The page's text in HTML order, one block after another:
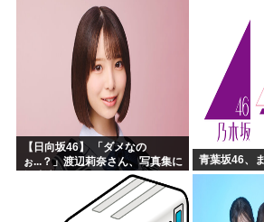
【日向坂46】 「ダメなの
ぉ...？」渡辺莉奈さん、写真集に
青葉坂46、